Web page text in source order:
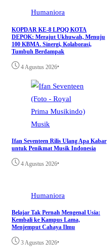
Humaniora
KOPDAR KE-8 LPQQ KOTA
DEPOK: Merajut Ukhuwah, Menuju
100 KBMA. Sinergi, Kolaborasi,
Tumbuh Berdampak
4 Agustus 2026•
Musik
Ifan Seventeen Rilis Ulang Apa Kabar
untuk Penikmat Musik Indonesia
4 Agustus 2026•
Humaniora
Belajar Tak Pernah Mengenal Usia:
Kembali ke Kampus Lama,
Menjemput Cahaya Ilmu
3 Agustus 2026•